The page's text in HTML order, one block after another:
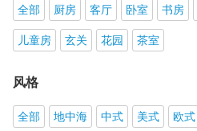
全部 厨房 客厅 卧室 书房
儿童房
玄关 花园 茶室
风格
全部 地中海 中式 美式 欧式